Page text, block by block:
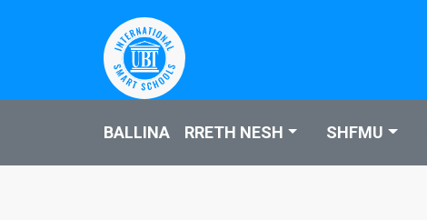
BALLINA RRETH NESH SHFMU